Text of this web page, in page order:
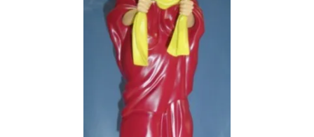
ANDRE FRANQUIN OBJETS ET VETEMENTS
BECASSINE OU BETTY BOOP OBJETS ET VETEMENTS
TEX AVERY OBJETS ET VETEMENTS ▼
WARNER OBJETS ET VETEMENTS ▼